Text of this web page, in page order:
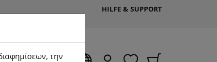
HILFE & SUPPORT
την